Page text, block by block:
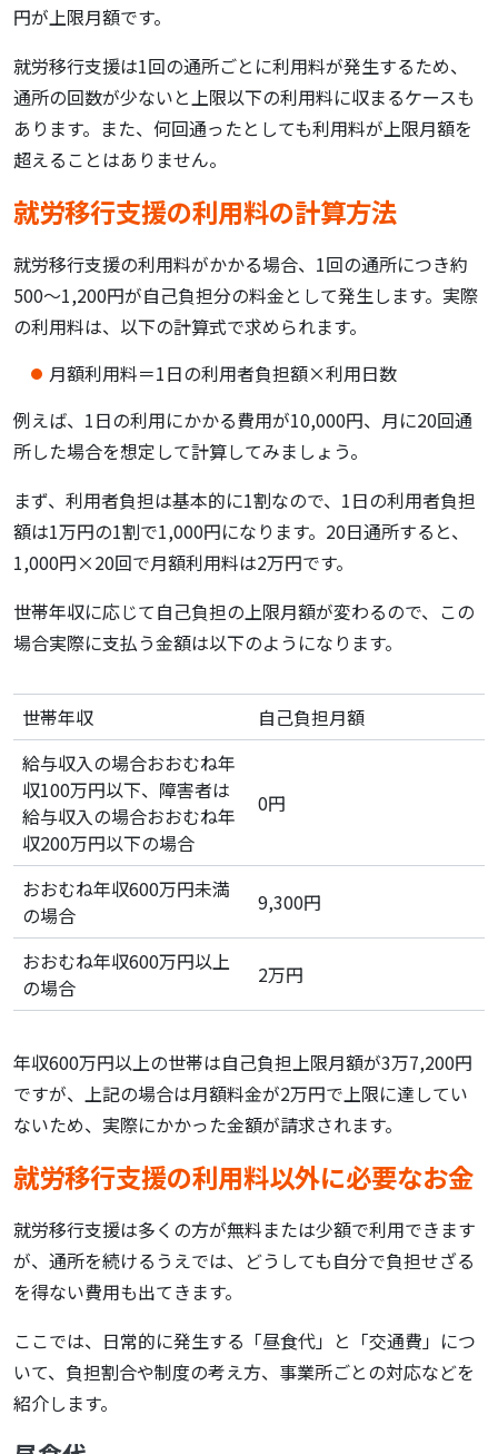
円が上限月額です。
就労移行支援は1回の通所ごとに利用料が発生するため、
通所の回数が少ないと上限以下の利用料に収まるケースも
あります。また、何回通ったとしても利用料が上限月額を
超えることはありません。
就労移行支援の利用料の計算方法
就労移行支援の利用料がかかる場合、1回の通所につき約
500〜1,200円が自己負担分の料金として発生します。実際
の利用料は、以下の計算式で求められます。
月額利用料＝1日の利用者負担額×利用日数
例えば、1日の利用にかかる費用が10,000円、月に20回通
所した場合を想定して計算してみましょう。
まず、利用者負担は基本的に1割なので、1日の利用者負担
額は1万円の1割で1,000円になります。20日通所すると、
1,000円×20回で月額利用料は2万円です。
世帯年収に応じて自己負担の上限月額が変わるので、この
場合実際に支払う金額は以下のようになります。
世帯年収
自己負担月額
給与収入の場合おおむね年
収100万円以下、障害者は
給与収入の場合おおむね年
収200万円以下の場合
0円
おおむね年収600万円未満
の場合
9,300円
おおむね年収600万円以上
の場合
2万円
年収600万円以上の世帯は自己負担上限月額が3万7,200円
ですが、上記の場合は月額料金が2万円で上限に達してい
ないため、実際にかかった金額が請求されます。
就労移行支援の利用料以外に必要なお金
就労移行支援は多くの方が無料または少額で利用できます
が、通所を続けるうえでは、どうしても自分で負担せざる
を得ない費用も出てきます。
ここでは、日常的に発生する「昼食代」と「交通費」につ
いて、負担割合や制度の考え方、事業所ごとの対応などを
紹介します。